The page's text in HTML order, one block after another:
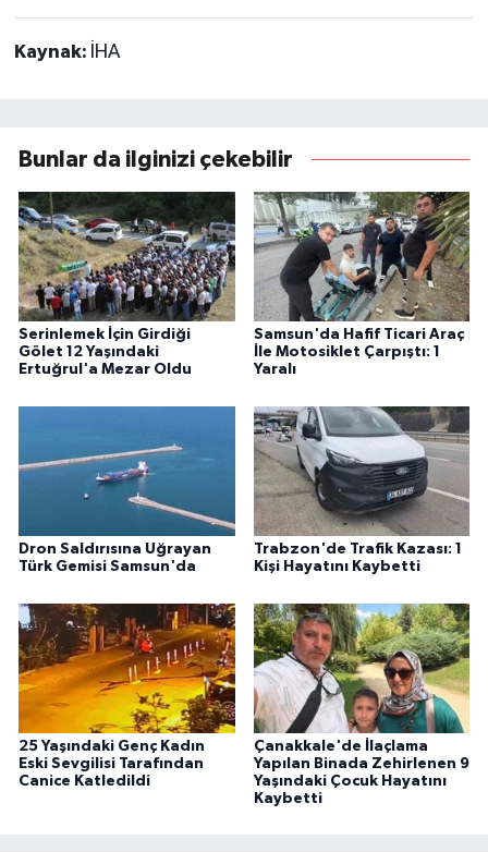
Kaynak: İHA
Bunlar da ilginizi çekebilir
Serinlemek İçin Girdiği
Gölet 12 Yaşındaki
Ertuğrul'a Mezar Oldu
Samsun'da Hafif Ticari Araç
İle Motosiklet Çarpıştı: 1
Yaralı
Dron Saldırısına Uğrayan
Türk Gemisi Samsun'da
Trabzon'de Trafik Kazası: 1
Kişi Hayatını Kaybetti
25 Yaşındaki Genç Kadın
Eski Sevgilisi Tarafından
Canice Katledildi
Çanakkale'de İlaçlama
Yapılan Binada Zehirlenen 9
Yaşındaki Çocuk Hayatını
Kaybetti